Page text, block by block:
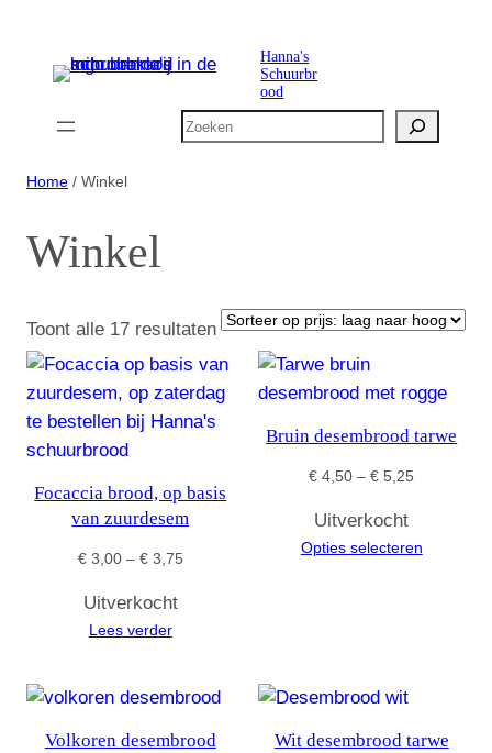
Hanna's
Schuurbr
ood
Zoeken
Home / Winkel
Winkel
Toont alle 17 resultatenGesorteerd
op
prijs:
Focaccia brood, op basis
van zuurdesem
€3,00 – €3,75Prijsklasse:
Uitverkocht
Lees verder
Bruin desembrood tarwe
€ 4,50 – € 5,25
€ 5,25
Uitverkocht
Opties selecteren
Volkoren desembrood
Wit desembrood tarwe